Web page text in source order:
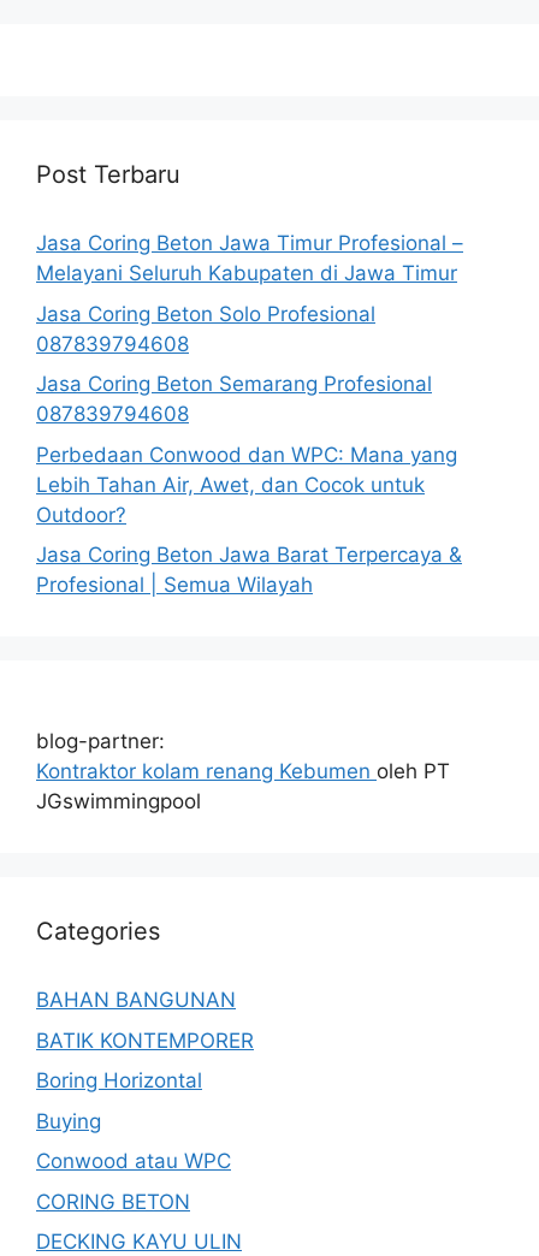
Post Terbaru
Jasa Coring Beton Jawa Timur Profesional –
Melayani Seluruh Kabupaten di Jawa Timur
Jasa Coring Beton Solo Profesional
087839794608
Jasa Coring Beton Semarang Profesional
087839794608
Perbedaan Conwood dan WPC: Mana yang
Lebih Tahan Air, Awet, dan Cocok untuk
Outdoor?
Jasa Coring Beton Jawa Barat Terpercaya &
Profesional | Semua Wilayah
blog-partner:
Kontraktor kolam renang Kebumen oleh PT
JGswimmingpool
Categories
BAHAN BANGUNAN
BATIK KONTEMPORER
Boring Horizontal
Buying
Conwood atau WPC
CORING BETON
DECKING KAYU ULIN